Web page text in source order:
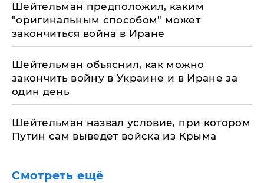
Шейтельман предположил, каким
"оригинальным способом" может
закончиться война в Иране
Шейтельман объяснил, как можно
закончить войну в Украине и в Иране за
один день
Шейтельман назвал условие, при котором
Путин сам выведет войска из Крыма
Смотреть ещё